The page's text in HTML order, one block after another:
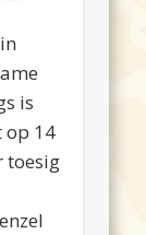
is
op 14
toesig